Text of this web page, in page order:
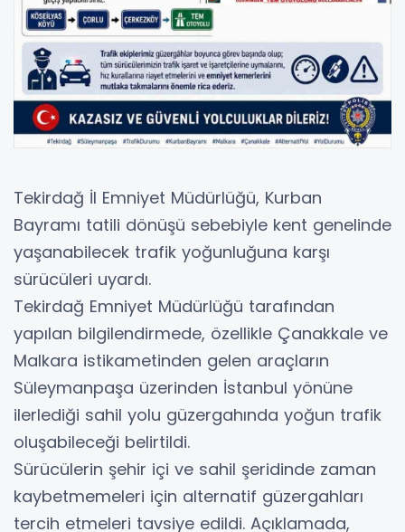
Tekirdağ İl Emniyet Müdürlüğü, Kurban
Bayramı tatili dönüşü sebebiyle kent genelinde
yaşanabilecek trafik yoğunluğuna karşı
sürücüleri uyardı.
Tekirdağ Emniyet Müdürlüğü tarafından
yapılan bilgilendirmede, özellikle Çanakkale ve
Malkara istikametinden gelen araçların
Süleymanpaşa üzerinden İstanbul yönüne
ilerlediği sahil yolu güzergahında yoğun trafik
oluşabileceği belirtildi.
Sürücülerin şehir içi ve sahil şeridinde zaman
kaybetmemeleri için alternatif güzergahları
tercih etmeleri tavsiye edildi. Açıklamada,